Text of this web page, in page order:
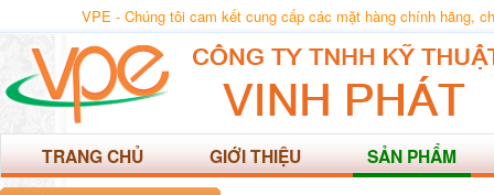
VPE - Chúng tôi cam kết cung cấp các mặt hàng chính hãng,
TRANG CHỦ GIỚI THIỆU SẢN PHẨM